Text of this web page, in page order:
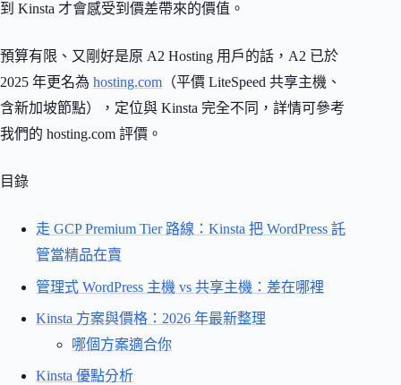
到 Kinsta 才會感受到價差帶來的價值。
預算有限、又剛好是原 A2 Hosting 用戶的話，A2 已於
2025 年更名為 hosting.com （平價 LiteSpeed 共享主機、
含新加坡節點），定位與 Kinsta 完全不同，詳情可參考
我們的 hosting.com 評價。
目錄
走 GCP Premium Tier 路線：Kinsta 把 WordPress 託
管當精品在賣
管理式 WordPress 主機 vs 共享主機：差在哪裡
Kinsta 方案與價格：2026 年最新整理
哪個方案適合你
Kinsta 優點分析